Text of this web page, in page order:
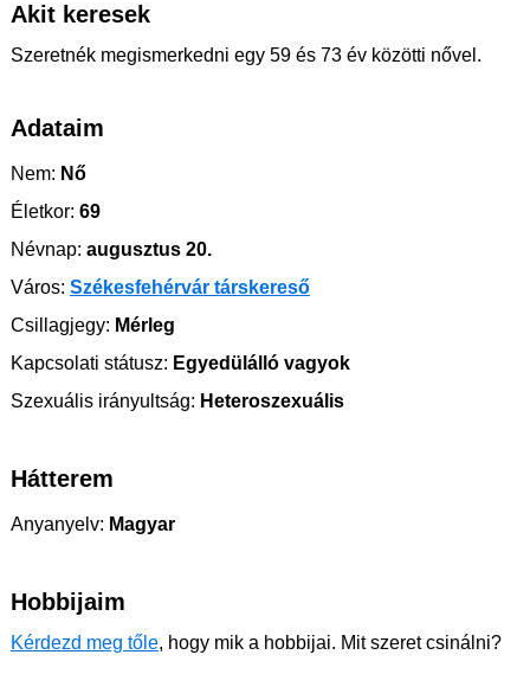
Akit keresek
Szeretnék megismerkedni egy 59 és 73 év közötti nővel.
Adataim
Nem: Nő
Életkor: 69
Névnap: augusztus 20.
Város: Székesfehérvár társkereső
Csillagjegy: Mérleg
Kapcsolati státusz: Egyedülálló vagyok
Szexuális irányultság: Heteroszexuális
Hátterem
Anyanyelv: Magyar
Hobbijaim
Kérdezd meg tőle, hogy mik a hobbijai. Mit szeret csinálni?